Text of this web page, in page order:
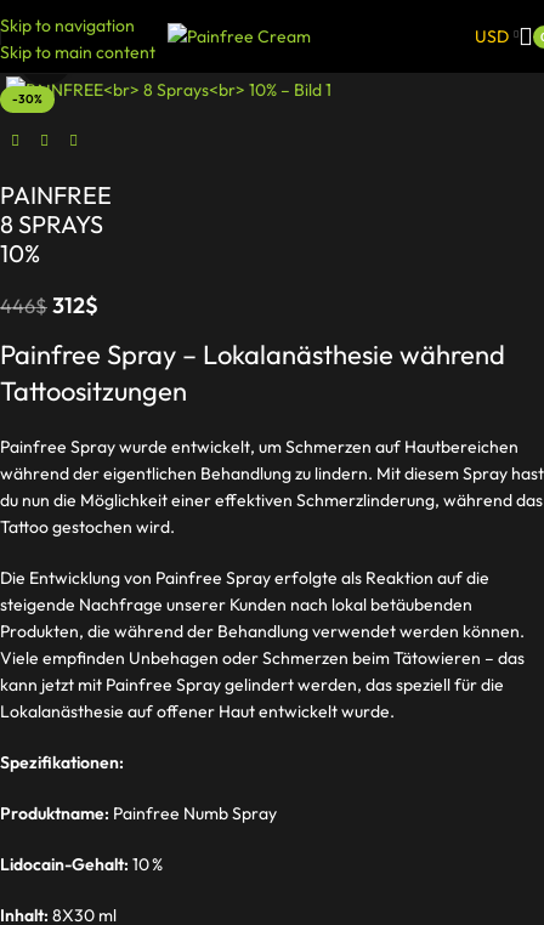
Skip to navigation
Skip to main content
USD
-30%
Click to enlarge
PAINFREE
8 SPRAYS
10%
446$ 312$
Painfree Spray – Lokalanästhesie während
Tattoositzungen
Painfree Spray wurde entwickelt, um Schmerzen auf Hautbereichen
während der eigentlichen Behandlung zu lindern. Mit diesem Spray hast
du nun die Möglichkeit einer effektiven Schmerzlinderung, während das
Tattoo gestochen wird.
Die Entwicklung von Painfree Spray erfolgte als Reaktion auf die
steigende Nachfrage unserer Kunden nach lokal betäubenden
Produkten, die während der Behandlung verwendet werden können.
Viele empfinden Unbehagen oder Schmerzen beim Tätowieren – das
kann jetzt mit Painfree Spray gelindert werden, das speziell für die
Lokalanästhesie auf offener Haut entwickelt wurde.
Spezifikationen:
Produktname: Painfree Numb Spray
Lidocain-Gehalt: 10 %
Inhalt: 8X30 ml